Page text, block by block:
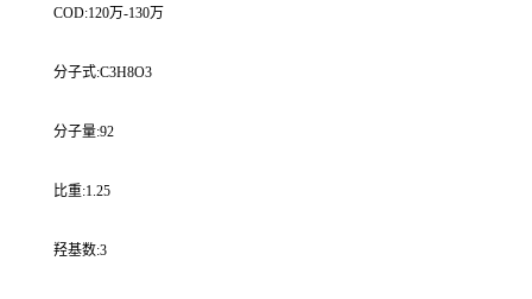
COD:120万-130万
分子式:C3H8O3
分子量:92
比重:1.25
羟基数:3